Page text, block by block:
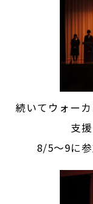
続いてウォー
支
8/5～9に